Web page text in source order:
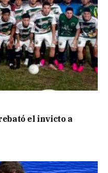
el invicto a